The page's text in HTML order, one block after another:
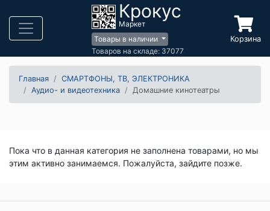
Крокус
Маркет
Товары в наличии
Товаров на складе: 37077
Корзина
Главная
СМАРТФОНЫ, ТВ, ЭЛЕКТРОНИКА
Аудио- и видеотехника
Домашние кинотеатры
Пока что в данная категория не заполнена товарами, но мы
этим активно занимаемся. Пожалуйста, зайдите позже.